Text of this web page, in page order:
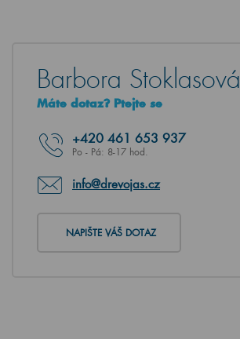
Barbora Stoklasová
Máte dotaz? Ptejte se
+420 461 653 937
Po - Pá: 8-17 hod.
info@drevojas.cz
NAPIŠTE VÁŠ DOTAZ